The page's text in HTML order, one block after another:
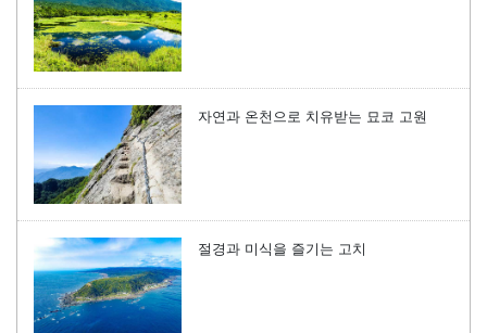
자연과 온천으로 치유받는 묘코 고원
절경과 미식을 즐기는 고치